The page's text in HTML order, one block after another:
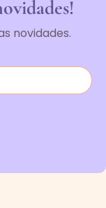
novidades.